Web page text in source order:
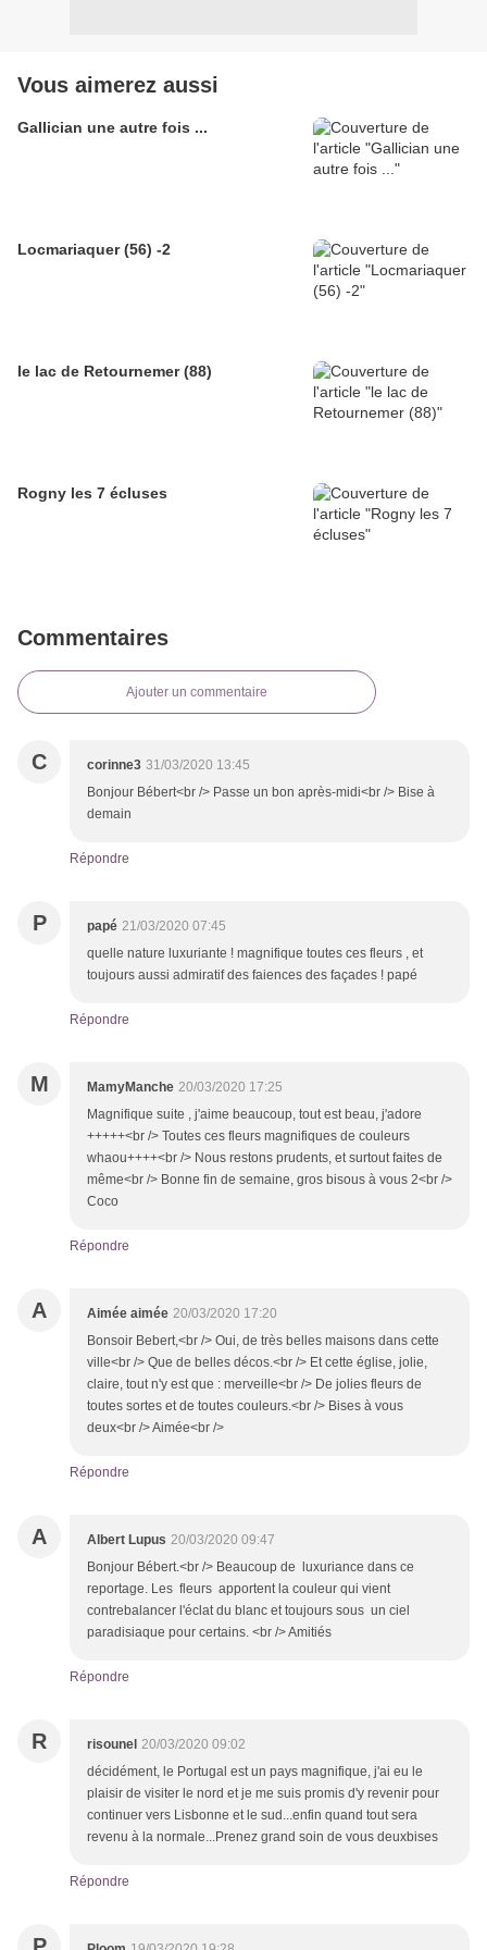
Vous aimerez aussi
Gallician une autre fois ...
Locmariaquer (56) -2
le lac de Retournemer (88)
Rogny les 7 écluses
Commentaires
Ajouter un commentaire
C corinne3 31/03/2020 13:45
Bonjour Bébert<br /> Passe un bon après-midi<br /> Bise à
demain
Répondre
P papé 21/03/2020 07:45
quelle nature luxuriante ! magnifique toutes ces fleurs , et
toujours aussi admiratif des faiences des façades ! papé
Répondre
M MamyManche 20/03/2020 17:25
Magnifique suite , j'aime beaucoup, tout est beau, j'adore
+++++<br /> Toutes ces fleurs magnifiques de couleurs
whaou++++<br /> Nous restons prudents, et surtout faites de
même<br /> Bonne fin de semaine, gros bisous à vous 2<br />
Coco
Répondre
A Aimée aimée 20/03/2020 17:20
Bonsoir Bebert,<br /> Oui, de très belles maisons dans cette
ville<br /> Que de belles décos.<br /> Et cette église, jolie,
claire, tout n'y est que : merveille<br /> De jolies fleurs de
toutes sortes et de toutes couleurs.<br /> Bises à vous
deux<br /> Aimée<br />
Répondre
A Albert Lupus 20/03/2020 09:47
Bonjour Bébert.<br /> Beaucoup de luxuriance dans ce
reportage. Les fleurs apportent la couleur qui vient
contrebalancer l'éclat du blanc et toujours sous un ciel
paradisiaque pour certains. <br /> Amitiés
Répondre
R risounel 20/03/2020 09:02
décidément, le Portugal est un pays magnifique, j'ai eu le
plaisir de visiter le nord et je me suis promis d'y revenir pour
continuer vers Lisbonne et le sud...enfin quand tout sera
revenu à la normale...Prenez grand soin de vous deuxbises
Répondre